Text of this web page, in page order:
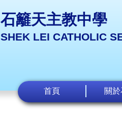
石籬天主教中學
SHEK LEI CATHOLIC
首頁 關